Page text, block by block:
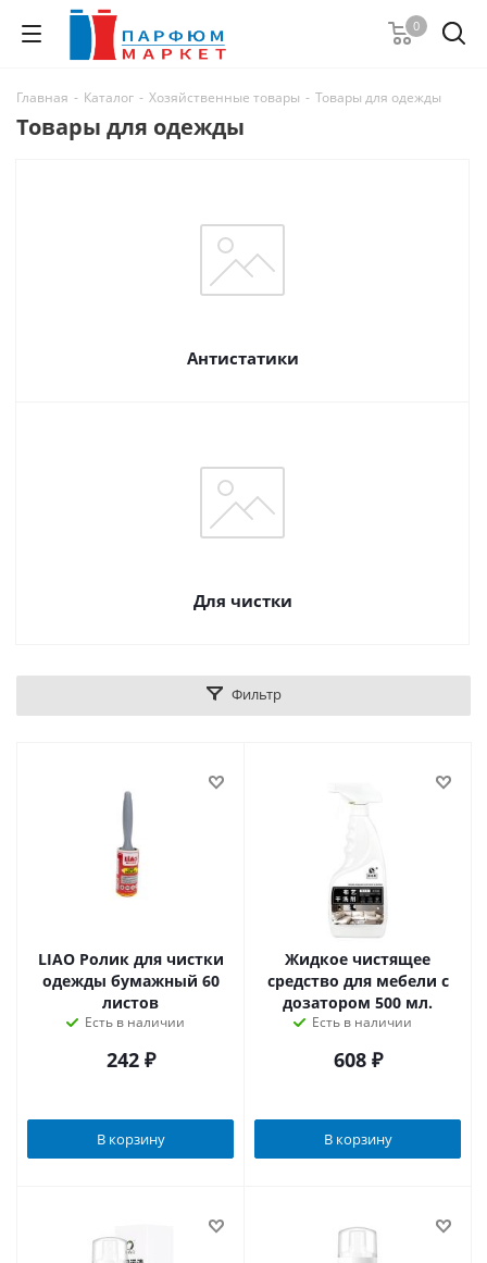
0
Главная - Каталог - Хозяйственные товары - Товары для одежды
Товары для одежды
Антистатики
Для чистки
Фильтр
LIAO Ролик для чистки
одежды бумажный 60
листов
Есть в наличии
242₽
В корзину
Жидкое чистящее
средство для мебели с
дозатором 500 мл.
Есть в наличии
608₽
В корзину